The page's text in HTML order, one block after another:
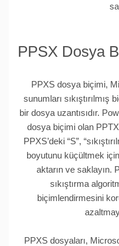
PPSX Dosya
PPXS dosya biçimi,
sunumları
bir dosya uzantısıdır.
dosya biçimi olan PPTX
PPXS’deki “S”,
boyutunu küçültmek için
aktarın ve saklayın.
sıkıştırma
biçimlendirmesini
PPXS dosyaları,